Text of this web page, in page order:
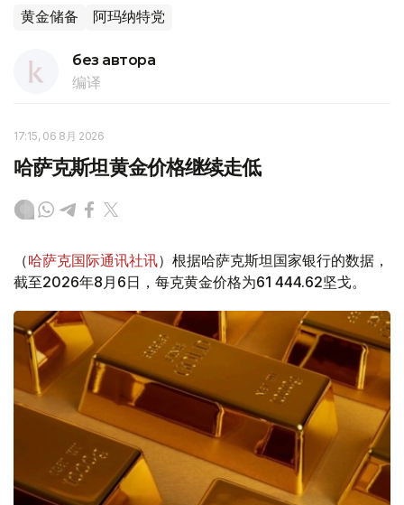
黄金储备 阿玛纳特党
без автора
编译
17:15, 06 8月 2026
哈萨克斯坦黄金价格继续走低
（哈萨克国际通讯社讯）根据哈萨克斯坦国家银行的数据，
截至2026年8月6日，每克黄金价格为61 444.62坚戈。